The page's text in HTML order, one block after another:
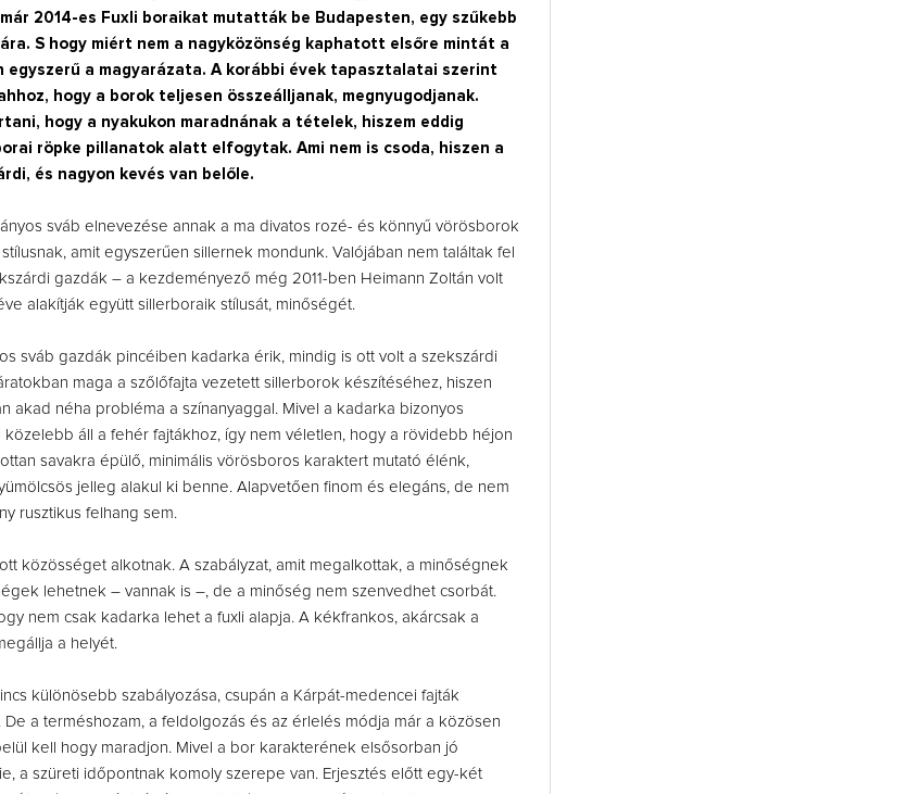
2014-es Fuxli boraikat mutatták be Budapesten, egy szűkebb
S hogy miért nem a nagyközönség kaphatott elsőre mintát a
egyszerű a magyarázata. A korábbi évek tapasztalatai szerint
hogy a borok teljesen összeálljanak, megnyugodjanak.
hogy a nyakukon maradnának a tételek, hiszem eddig
röpke pillanatok alatt elfogytak. Ami nem is csoda, hiszen a
és nagyon kevés van belőle.
sváb elnevezése annak a ma divatos rozé- és könnyű vörösborok
amit egyszerűen sillernek mondunk. Valójában nem találtak fel
gazdák – a kezdeményező még 2011-ben Heimann Zoltán volt
alakítják együtt sillerboraik stílusát, minőségét.
sváb gazdák pincéiben kadarka érik, mindig is ott volt a szekszárdi
maga a szőlőfajta vezetett sillerborok készítéséhez, hiszen
akad néha probléma a színanyaggal. Mivel a kadarka bizonyos
közelebb áll a fehér fajtákhoz, így nem véletlen, hogy a rövidebb héjon
savakra épülő, minimális vörösboros karaktert mutató élénk,
jelleg alakul ki benne. Alapvetően finom és elegáns, de nem
rusztikus felhang sem.
közösséget alkotnak. A szabályzat, amit megalkottak, a minőségnek
lehetnek – vannak is –, de a minőség nem szenvedhet csorbát.
nem csak kadarka lehet a fuxli alapja. A kékfrankos, akárcsak a
a helyét.
különösebb szabályozása, csupán a Kárpát-medencei fajták
De a terméshozam, a feldolgozás és az érlelés módja már a közösen
kell hogy maradjon. Mivel a bor karakterének elsősorban jó
a szüreti időpontnak komoly szerepe van. Erjesztés előtt egy-két